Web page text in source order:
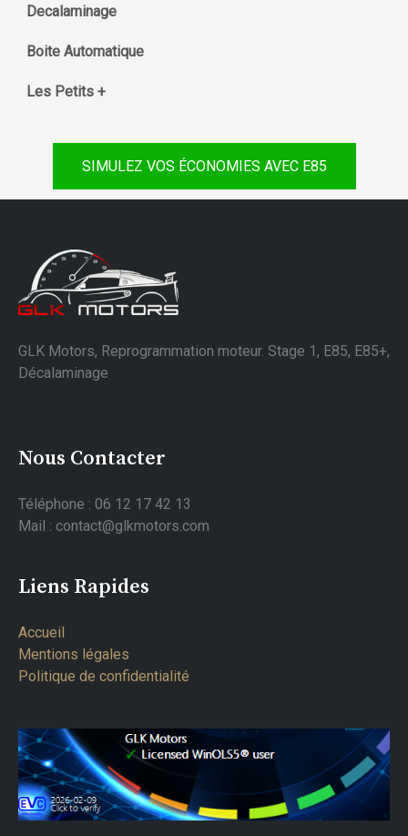
Decalaminage
Boite Automatique
Les Petits +
SIMULEZ VOS ÉCONOMIES AVEC E85
GLK Motors, Reprogrammation moteur. Stage 1, E85, E85+,
Décalaminage
Nous Contacter
Téléphone : 06 12 17 42 13
Mail : contact@glkmotors.com
Liens Rapides
Accueil
Mentions légales
Politique de confidentialité